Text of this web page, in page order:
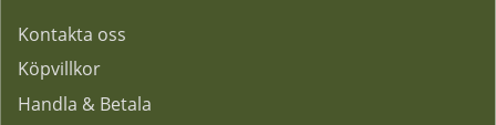
Kontakta oss
Köpvillkor
Handla & Betala